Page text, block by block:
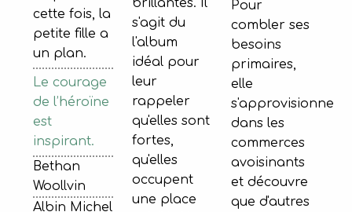
cette fois, la
petite fille a
un plan.
Le courage
de l’héroïne
est
inspirant.
Bethan
Woollvin
Albin Michel
brillantes. Il
s'agit du
l'album
idéal pour
leur
rappeler
qu'elles sont
fortes,
qu'elles
occupent
une place
Pour
combler ses
besoins
primaires,
elle
s'approvisionne
dans les
commerces
avoisinants
et découvre
que d'autres